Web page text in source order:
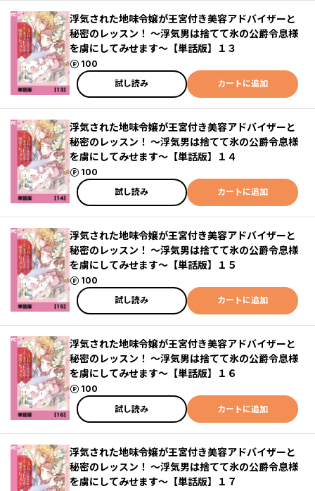
浮気された地味令嬢が王宮付き美容アドバイザーと
秘密のレッスン！ ～浮気男は捨てて氷の公爵令息様
を虜にしてみせます～【単話版】１３
100
ポイント
試し読み
カートに追加
浮気された地味令嬢が王宮付き美容アドバイザーと
秘密のレッスン！ ～浮気男は捨てて氷の公爵令息様
を虜にしてみせます～【単話版】１４
100
ポイント
試し読み
カートに追加
浮気された地味令嬢が王宮付き美容アドバイザーと
秘密のレッスン！ ～浮気男は捨てて氷の公爵令息様
を虜にしてみせます～【単話版】１５
100
ポイント
試し読み
カートに追加
浮気された地味令嬢が王宮付き美容アドバイザーと
秘密のレッスン！ ～浮気男は捨てて氷の公爵令息様
を虜にしてみせます～【単話版】１６
100
ポイント
試し読み
カートに追加
浮気された地味令嬢が王宮付き美容アドバイザーと
秘密のレッスン！ ～浮気男は捨てて氷の公爵令息様
を虜にしてみせます～【単話版】１７